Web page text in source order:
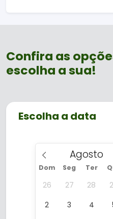
Confira as
escolha a sua!
Escolha a data
Dom Seg Ter
26 27 28
2
3 4